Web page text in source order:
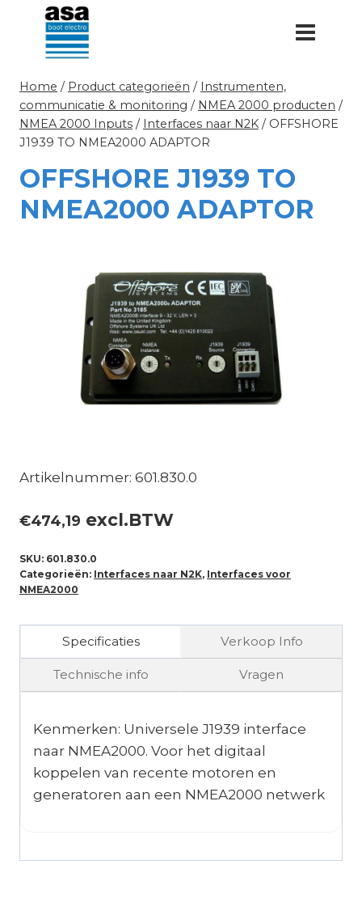
Doorgaan
inhoud
Home / Product categorieën / Instrumenten,
communicatie & monitoring / NMEA 2000 producten /
NMEA 2000 Inputs / Interfaces naar N2K / OFFSHORE
J1939 TO NMEA2000 ADAPTOR
OFFSHORE J1939 TO
NMEA2000 ADAPTOR
Artikelnummer: 601.830.0
€474,19 excl.BTW
SKU: 601.830.0
Categorieën: Interfaces naar N2K, Interfaces voor
NMEA2000
Specificaties Verkoop Info
Technische info Vragen
Kenmerken: Universele J1939 interface
naar NMEA2000. Voor het digitaal
koppelen van recente motoren en
generatoren aan een NMEA2000 netwerk